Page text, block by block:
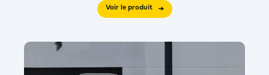
Voir le produit